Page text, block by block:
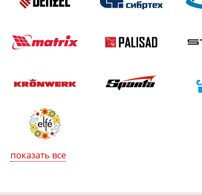
показать все